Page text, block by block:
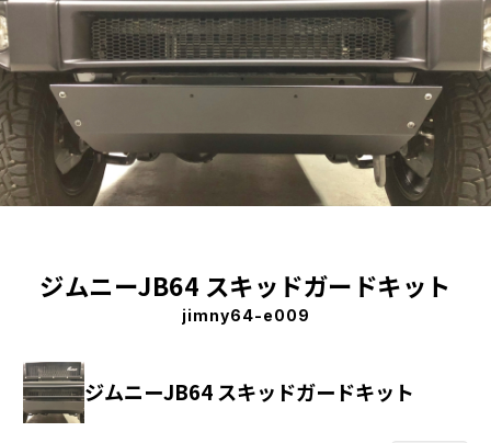
ジムニーJB64 スキッドガードキット
jimny64-e009
ジムニーJB64 スキッドガードキット